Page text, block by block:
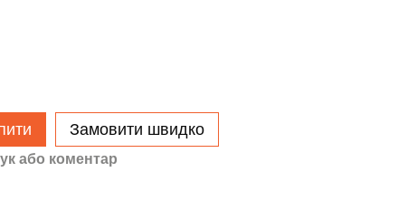
Замовити швидко
або коментар